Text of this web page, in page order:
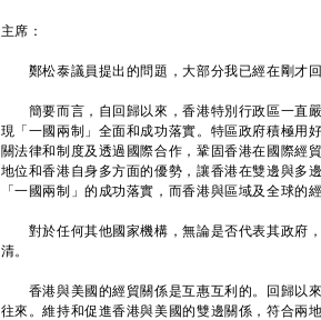
主席：
鄭松泰議員提出的問題，大部分我已經在剛才回
簡要而言，自回歸以來，香港特別行政區一直嚴
現「一國兩制」全面和成功落實。特區政府積極用
關法律和制度及透過國際合作，鞏固香港在國際經
地位和香港自身多方面的優勢，讓香港在雙邊與多
「一國兩制」的成功落實，而香港與區域及全球的
對於任何其他國家機構，無論是否代表其政府，
清。
香港與美國的經貿關係是互惠互利的。回歸以來
往來。維持和促進香港與美國的雙邊關係，符合兩